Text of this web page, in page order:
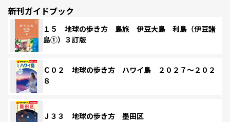
新刊ガイドブック
１５ 地球の歩き方 島旅 伊豆大島 利島（伊豆諸
島①）３訂版
Ｃ０２ 地球の歩き方 ハワイ島 ２０２７～２０２
８
Ｊ３３ 地球の歩き方 墨田区